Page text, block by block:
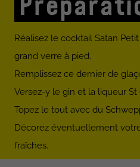
Réalisez le cocktail Satan
grand verre à pied.
Remplissez ce dernier de
Versez-y le gin et la liqueur St
Topez le tout avec du
Décorez éventuellement
fraîches.